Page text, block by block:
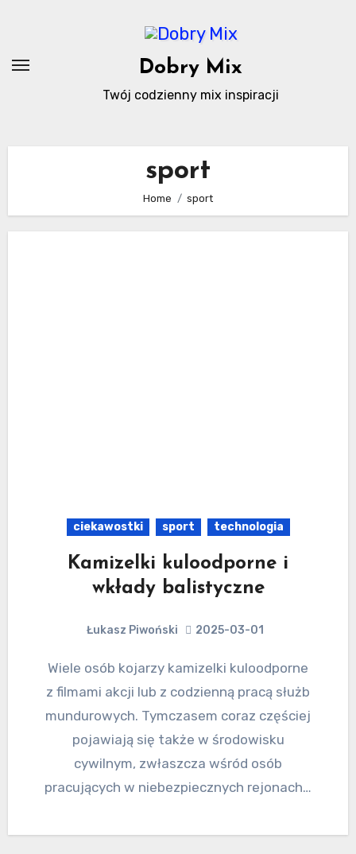
Dobry Mix
Twój codzienny mix inspiracji
sport
Home sport
ciekawostki sport technologia
Kamizelki kuloodporne i
wkłady balistyczne
Łukasz Piwoński 2025-03-01
Wiele osób kojarzy kamizelki kuloodporne
z filmami akcji lub z codzienną pracą służb
mundurowych. Tymczasem coraz częściej
pojawiają się także w środowisku
cywilnym, zwłaszcza wśród osób
pracujących w niebezpiecznych rejonach…